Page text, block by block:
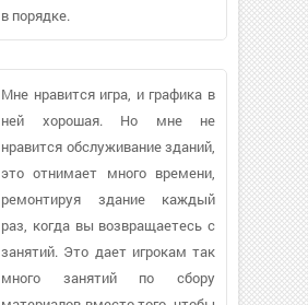
в порядке.
Мне нравится игра, и графика в
ней хорошая. Но мне не
нравится обслуживание зданий,
это отнимает много времени,
ремонтируя здание каждый
раз, когда вы возвращаетесь с
занятий. Это дает игрокам так
много занятий по сбору